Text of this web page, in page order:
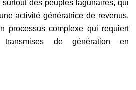
des peuples lagunaires, qui
activité génératrice de revenus.
processus complexe qui requiert
transmises de génération en